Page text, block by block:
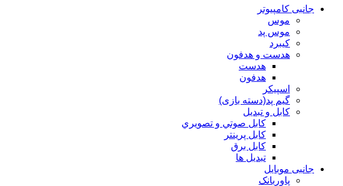
جانبی کامپیوتر
موس
موس پد
کیبرد
هدست و هدفون
هدست
هدفون
اسپیکر
گیم پد(دسته بازی)
کابل و تبدیل
كابل صوتي و تصويري
کابل پرینتر
کابل برق
تبدیل ها
جانبی موبایل
پاوربانک